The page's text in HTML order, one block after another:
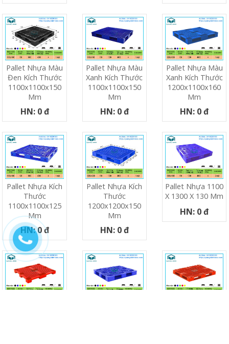
Pallet Nhựa Màu
Đen Kích Thước
1100x1100x150
Mm
HN: 0 đ
Pallet Nhựa Màu
Xanh Kích Thước
1100x1100x150
Mm
HN: 0 đ
Pallet Nhựa Màu
Xanh Kích Thước
1200x1100x160
Mm
HN: 0 đ
Pallet Nhựa Kích
Thước
1100x1100x125
Mm
HN: 0 đ
Pallet Nhựa Kích
Thước
1200x1200x150
Mm
HN: 0 đ
Pallet Nhựa 1100
X 1300 X 130 Mm
HN: 0 đ